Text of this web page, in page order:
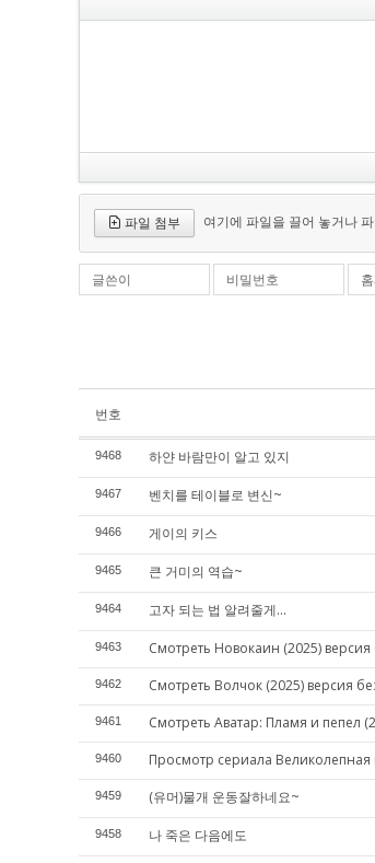
파일 첨부 여기에 파일을 끌어 놓거나
글쓴이 비밀번호
번호
9468 하얀 바람만이 알고 있지
9467 벤치를 테이블로 변신~
9466 게이의 키스
9465 큰 거미의 역습~
9464 고자 되는 법 알려줄게...
9463 Смотреть Новокаин (2025)
9462 Смотреть Волчок (2025) версия
9461 Смотреть Аватар: Пламя и пепел
9460 Просмотр сериала Великолепная
9459 (유머)물개 운동잘하네요~
9458 나 죽은 다음에도